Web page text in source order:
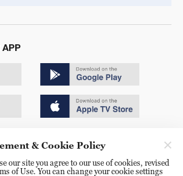
APP
& Cookie Policy
our site you agree to our use of cookies, revised
of Use. You can change your cookie settings